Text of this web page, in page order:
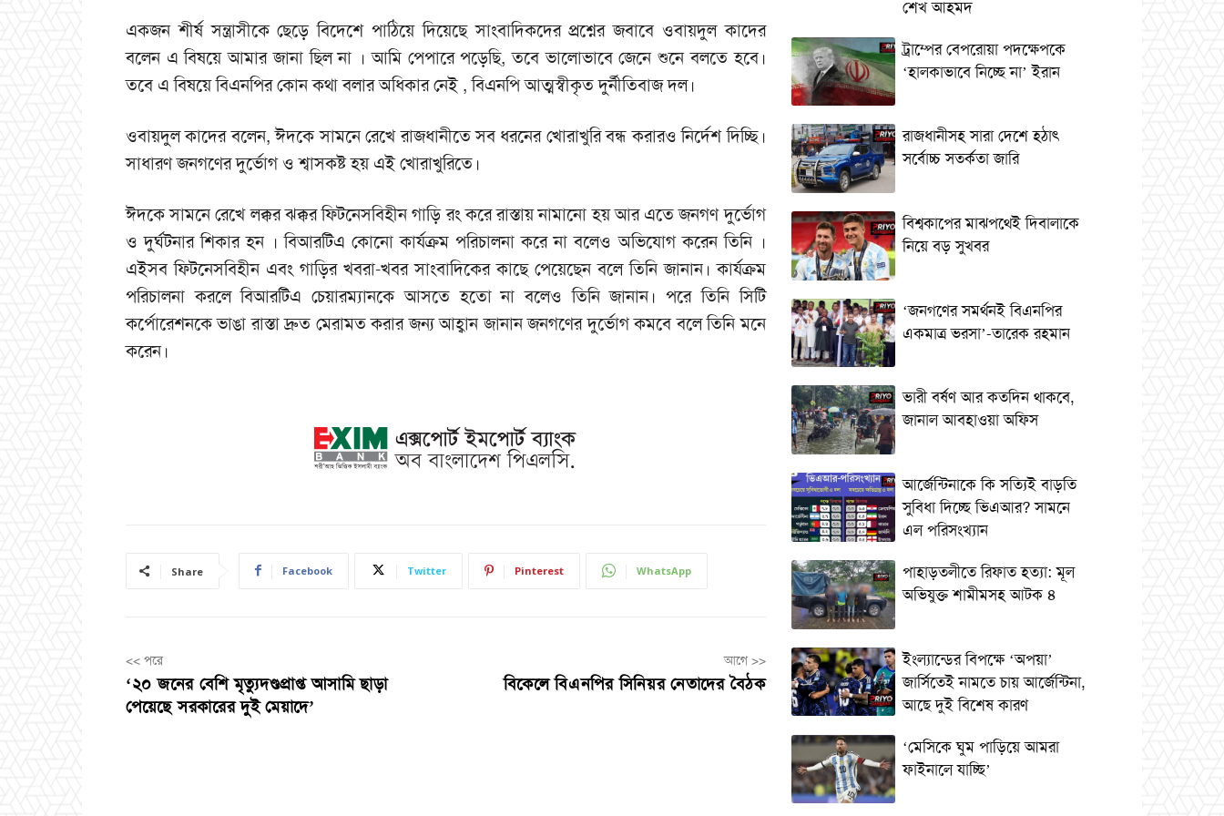
একজন শীর্ষ সন্ত্রাসীকে ছেড়ে বিদেশে পাঠিয়ে দিয়েছে সাংবাদিকদের প্রশ্নের জবাবে ওবায়দুল কাদের
বলেন এ বিষয়ে আমার জানা ছিল না । আমি পেপারে পড়েছি, তবে ভালোভাবে জেনে শুনে বলতে হবে।
তবে এ বিষয়ে বিএনপির কোন কথা বলার অধিকার নেই , বিএনপি আত্মস্বীকৃত দুর্নীতিবাজ দল।
ওবায়দুল কাদের বলেন, ঈদকে সামনে রেখে রাজধানীতে সব ধরনের খোরাখুরি বন্ধ করারও নির্দেশ দিচ্ছি।
সাধারণ জনগণের দুর্ভোগ ও শ্বাসকষ্ট হয় এই খোরাখুরিতে।
ঈদকে সামনে রেখে লক্কর ঝক্কর ফিটনেসবিহীন গাড়ি রং করে রাস্তায় নামানো হয় আর এতে জনগণ দুর্ভোগ
ও দুর্ঘটনার শিকার হন । বিআরটিএ কোনো কার্যক্রম পরিচালনা করে না বলেও অভিযোগ করেন তিনি ।
এইসব ফিটনেসবিহীন এবং গাড়ির খবরা-খবর সাংবাদিকের কাছে পেয়েছেন বলে তিনি জানান। কার্যক্রম
পরিচালনা করলে বিআরটিএ চেয়ারম্যানকে আসতে হতো না বলেও তিনি জানান। পরে তিনি সিটি
কর্পোরেশনকে ভাঙা রাস্তা দ্রুত মেরামত করার জন্য আহ্বান জানান জনগণের দুর্ভোগ কমবে বলে তিনি মনে
করেন।
Share Facebook Twitter Pinterest WhatsApp
<< পরে
‘২০ জনের বেশি মৃত্যুদণ্ডপ্রাপ্ত আসামি ছাড়া
পেয়েছে সরকারের দুই মেয়াদে’
আগে >>
বিকেলে বিএনপির সিনিয়র নেতাদের বৈঠক
শেখ আহমদ
ট্রাম্পের বেপরোয়া পদক্ষেপকে
‘হালকাভাবে নিচ্ছে না’ ইরান
রাজধানীসহ সারা দেশে হঠাৎ
সর্বোচ্চ সতর্কতা জা‌রি
বিশ্বকাপের মাঝপথেই দিবালাকে
নিয়ে বড় সুখবর
‘জনগণের সমর্থনই বিএনপির
একমাত্র ভরসা’-তারেক রহমান
ভারী বর্ষণ আর কতদিন থাকবে,
জানাল আবহাওয়া অফিস
আর্জেন্টিনাকে কি সত্যিই বাড়তি
সুবিধা দিচ্ছে ভিএআর? সামনে
এল পরিসংখ্যান
পাহাড়তলীতে রিফাত হত্যা: মূল
অভিযুক্ত শামীমসহ আটক ৪
ইংল্যান্ডের বিপক্ষে ‘অপয়া’
জার্সিতেই নামতে চায় আর্জেন্টিনা,
আছে দুই বিশেষ কারণ
‘মেসিকে ঘুম পাড়িয়ে আমরা
ফাইনালে যাচ্ছি’